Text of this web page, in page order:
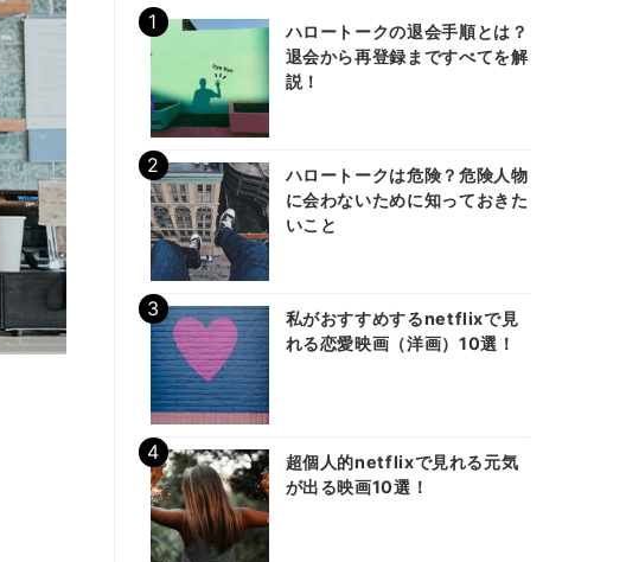
ハロートークの退会手順とは？
退会から再登録まですべてを解
説！
ハロートークは危険？危険人物
に会わないために知っておきた
いこと
私がおすすめするnetflixで見
れる恋愛映画（洋画）10選！
超個人的netflixで見れる元気
が出る映画10選！